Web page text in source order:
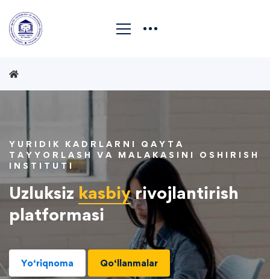
YURIDIK KADRLARNI QAYTA
TAYYORLASH VA MALAKASINI OSHIRISH
INSTITUTI
Uzluksiz kasbiyrivojlantirish
platformasi
Yo‘riqnoma Qo‘llanmalar